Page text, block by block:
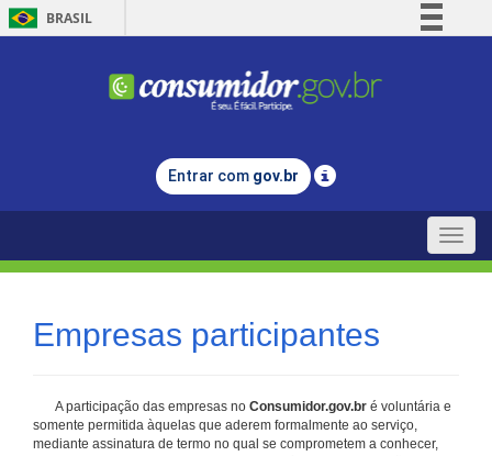
BRASIL
Comunica BR
Legislação
Entrar com gov.br
Toggle
Empresas participantes
A participação das empresas no Consumidor.gov.br é voluntária e
somente permitida àquelas que aderem formalmente ao serviço,
mediante assinatura de termo no qual se comprometem a conhecer,